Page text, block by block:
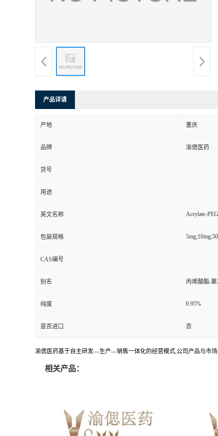
产品详请
产地 重庆
品牌 渝偲医药
货号
用途
英文名称 Acrylate-
包装规格
CAS编号
别名 丙烯酸酯-
纯度 0.95%
是否进口 否
渝偲医药基于自主研发—生产—销售一体化的经营模式,公司产品与市
相关产品：